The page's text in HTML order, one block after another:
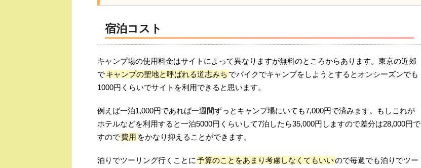
宿泊コスト
キャンプ場の使用料金はサイトによって異なりますが無料のところからあります。東京の近郊
でキャンプの聖地と呼ばれる道志みち でバイクでキャンプをしようとするとオンシーズンでも
1000円くらいでサイトを利用できると思います。
例えば一泊1,000円であれば一週間ずっとキャンプ場にいても7,000円で済みます。もしこれが
ホテルなどを利用すると一泊5000円くらいして7泊したら35,000円しますので差分は28,000円で
すので費用 をかなり抑えることができます。
泊りでツーリング行くことに 予算のことをあまり考慮しなくてもいいので毎週でも泊りでツー